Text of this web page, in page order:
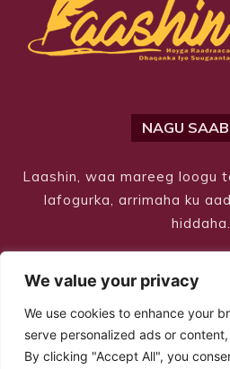
We value your privacy
We use cookies to enhance your
serve personalized ads or
By clicking "Accept All", you
NAGU
Laashin, waa mareeg loogu
lafogurka, arrimaha ku
hiddaha.